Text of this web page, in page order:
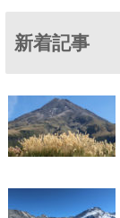
新着記事